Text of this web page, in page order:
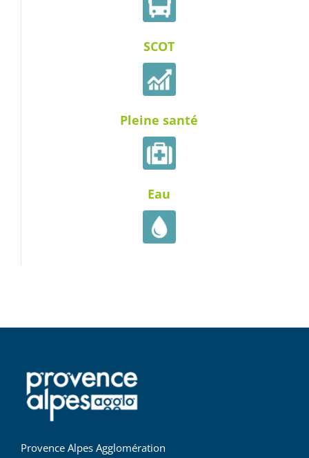
SCOT
Pleine santé
Eau
Provence Alpes Agglomération